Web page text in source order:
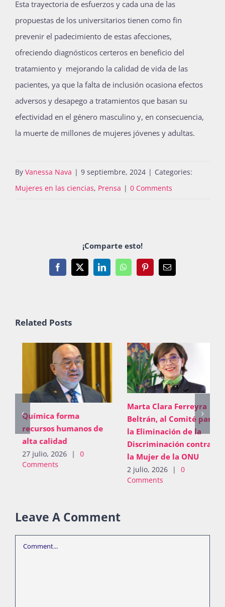
Esta trayectoria de esfuerzos y cada una de las
propuestas de los universitarios tienen como fin
prevenir el padecimiento de estas afecciones,
ofreciendo diagnósticos certeros en beneficio del
tratamiento y mejorando la calidad de vida de las
pacientes, ya que la falta de inclusión ocasiona efectos
adversos y desapego a tratamientos que basan su
efectividad en el género masculino y, en consecuencia,
la muerte de millones de mujeres jóvenes y adultas.
By Vanessa Nava | 9 septiembre, 2024 | Categories:
Mujeres en las ciencias, Prensa | 0 Comments
¡Comparte esto!
Facebook
X LinkedInWhatsAppPinterestEmail
Related Posts
Química forma
recursos humanos de
alta calidad
27 julio, 2026 |
0
Comments
Marta Clara Ferreyra
Beltrán, al Comité para
la Eliminación de la
Discriminación contra
la Mujer de la ONU
2 julio, 2026 |
0
Comments
Leave A Comment
Comment